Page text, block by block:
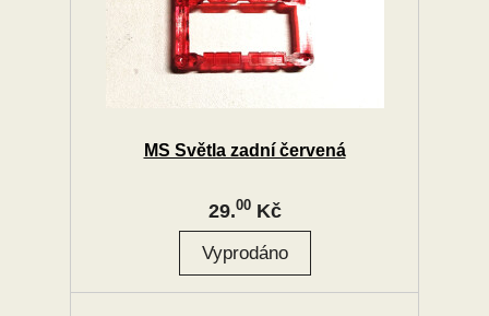
MS Světla zadní červená
29.00Kč